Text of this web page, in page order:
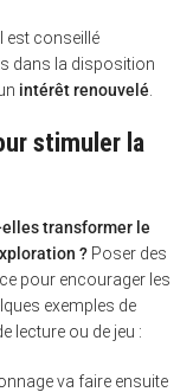
est conseillé
dans la disposition
intérêt renouvelé
stimuler la
transformer le
?Poser des
pour encourager les
exemples de
lecture ou de jeu :
va faire ensuite